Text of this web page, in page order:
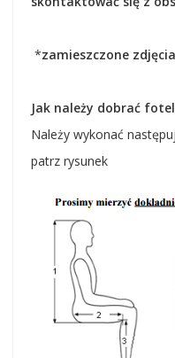
*zamieszczone
Jak należy dobrać
Należy wykonać
patrz rysunek